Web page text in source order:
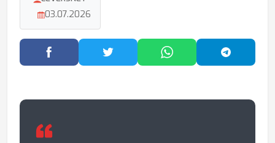
03.07.2026
Facebook'ta PaylaşTwitter'da PaylaşWhatsApp'ta Paylaş